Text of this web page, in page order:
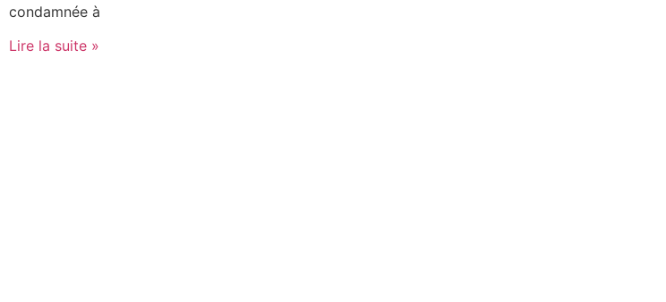
condamnée à
Lire la suite »